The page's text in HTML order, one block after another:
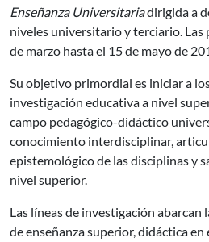
Enseñanza Universitariadirigida a
niveles universitario y terciario. Las
de marzo hasta el 15 de mayo de
Su objetivo primordial es iniciar a
investigación educativa a nivel
campo pedagógico-didáctico
conocimiento interdisciplinar,
epistemológico de las disciplinas y
nivel superior.
Las líneas de investigación abarcan
de enseñanza superior, didáctica